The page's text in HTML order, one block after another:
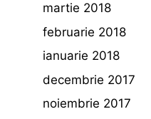
martie 2018
februarie 2018
ianuarie 2018
decembrie 2017
noiembrie 2017